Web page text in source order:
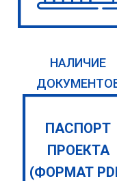
НАЛИЧИЕ
ПАСПОРТ
ПРОЕКТА
(ФОРМАТ